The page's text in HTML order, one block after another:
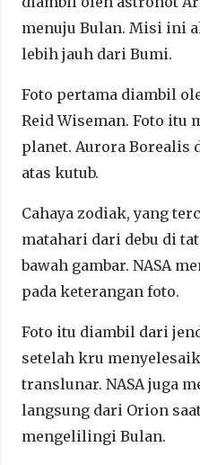
menuju Bulan. Misi ini
lebih jauh dari Bumi.
Foto pertama diambil
Reid Wiseman. Foto
planet. Aurora Borealis
atas kutub.
Cahaya zodiak, yang
matahari dari debu di
bawah gambar. NASA
pada keterangan foto.
Foto itu diambil dari
setelah kru
translunar. NASA juga
langsung dari Orion
mengelilingi Bulan.